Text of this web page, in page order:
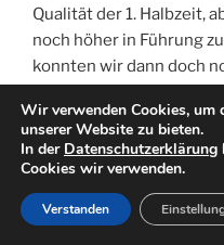
Qualität der 1. Halbzeit,
noch höher in Führung
konnten wir dann doch
der 73. Min. luden wir
ein und mussten dann
In der Schlussphase
liegen lassen und hätten
Wir verwenden Cookies,
unserer Website zu bieten.
In der Datenschutzerklärung
Cookies wir verwenden.
Verstanden